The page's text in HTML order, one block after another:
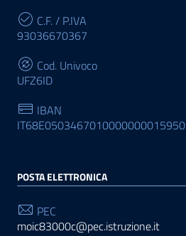
C.F. / P.IVA
93036670367
Cod. Univoco
UFZ6ID
IBAN
IT68E0503467010000000015950
POSTA ELETTRONICA
PEC
moic83000c@pec.istruzione.it